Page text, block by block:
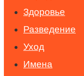
Здоровье
Разведение
Уход
Имена